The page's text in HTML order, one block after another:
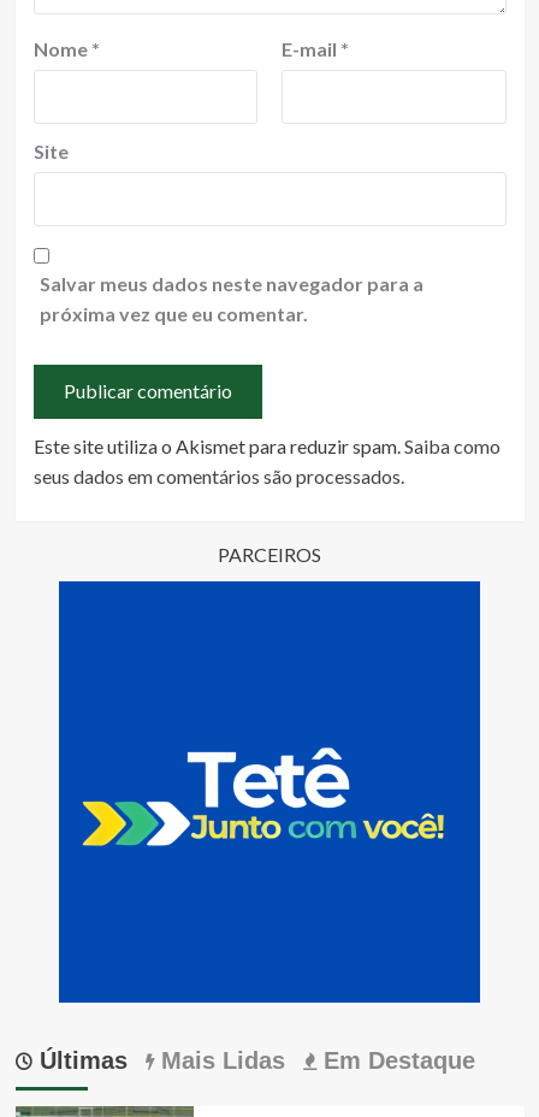
Nome * E-mail *
Site
Salvar meus dados neste navegador para a
próxima vez que eu comentar.
Este site utiliza o Akismet para reduzir spam.Saiba como
seus dados em comentários são processados.
PARCEIROS
Últimas Mais Lidas Em Destaque